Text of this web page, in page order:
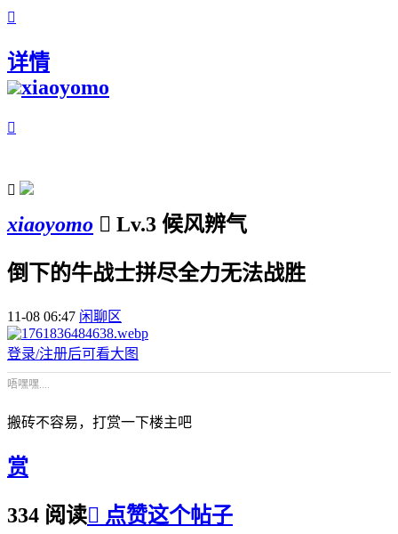

详情
xiaoyomo


xiaoyomo  Lv.3 候风辨气
倒下的牛战士拼尽全力无法战胜
11-08 06:47 闲聊区
登录/注册后可看大图
唔嘿嘿....
搬砖不容易，打赏一下楼主吧
赏
334 阅读 点赞这个帖子